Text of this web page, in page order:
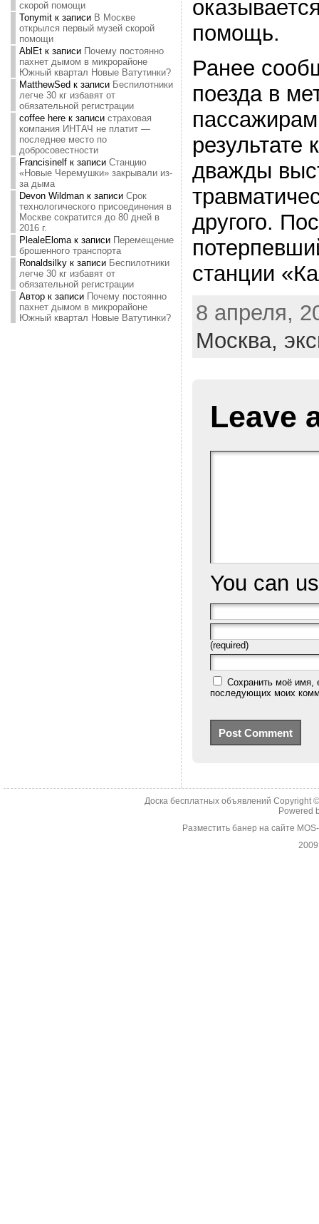
скорой помощи
Tonymitк записи В Москве
открылся первый музей скорой
помощи
AblEtк записи Почему постоянно
пахнет дымом в микрорайоне
Южный квартал Новые Ватутинки?
MatthewSed к записи Беспилотники
легче 30 кг избавят от
обязательной регистрации
coffee hereк записи страховая
компания ИНТАЧ не платит —
последнее место по
добросовестности
Francisinelfк записи Станцию
«Новые Черемушки» закрывали из-
за дыма
Devon Wildmanк записи Срок
технологического присоединения в
Москве сократится до 80 дней в
2016 г.
PlealeElomaк записи Перемещение
брошенного транспорта
Ronaldsilkyк записи Беспилотники
легче 30 кг избавят от
обязательной регистрации
Авторк записи Почему постоянно
пахнет дымом в микрорайоне
Южный квартал Новые Ватутинки?
помощь.
Ранее
поезда в
результате
дважды
другого.
станции
8 апреля,
Москва,
Leave
You can
(required)
Сохранить моё имя,
последующих моих
Доска бесплатных объявлений Copyright
Powered
Разместить банер на сайте